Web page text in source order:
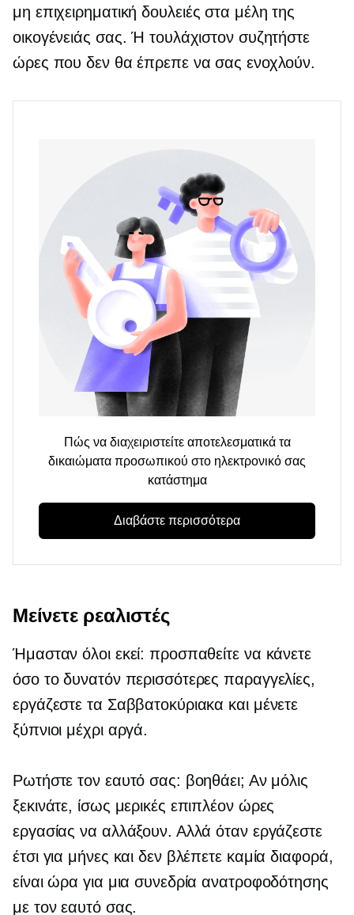
μη επιχειρηματική δουλειές στα μέλη της
οικογένειάς σας. Ή τουλάχιστον συζητήστε
ώρες που δεν θα έπρεπε να σας ενοχλούν.
Πώς να διαχειριστείτε αποτελεσματικά τα
δικαιώματα προσωπικού στο ηλεκτρονικό σας
κατάστημα
Διαβάστε περισσότερα
Μείνετε ρεαλιστές
Ήμασταν όλοι εκεί: προσπαθείτε να κάνετε
όσο το δυνατόν περισσότερες παραγγελίες,
εργάζεστε τα Σαββατοκύριακα και μένετε
ξύπνιοι μέχρι αργά.
Ρωτήστε τον εαυτό σας: βοηθάει; Αν μόλις
ξεκινάτε, ίσως μερικές επιπλέον ώρες
εργασίας να αλλάξουν. Αλλά όταν εργάζεστε
έτσι για μήνες και δεν βλέπετε καμία διαφορά,
είναι ώρα για μια συνεδρία ανατροφοδότησης
με τον εαυτό σας.